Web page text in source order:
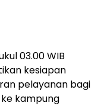
03.00 WIB
kesiapan
pelayanan bagi
kampung